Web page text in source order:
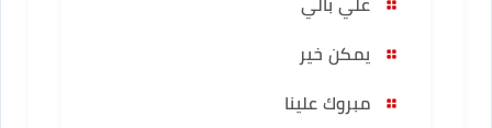
يمكن خير
مبروك علينا